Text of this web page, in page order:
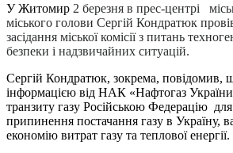
У Житомир 2 березня в прес-центрі
міського голови Сергій Кондратюк
засідання міської комісії з питань
безпеки і надзвичайних ситуацій.
Сергій Кондратюк, зокрема, повідомив,
інформацією від НАК «Нафтогаз
транзиту газу Російською Федерацію
припинення постачання газу в Україну,
економію витрат газу та теплової енергії.